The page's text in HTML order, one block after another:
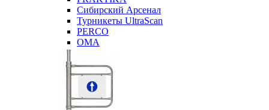
Сибирский Арсенал
Турникеты UltraScan
PERCO
OMA